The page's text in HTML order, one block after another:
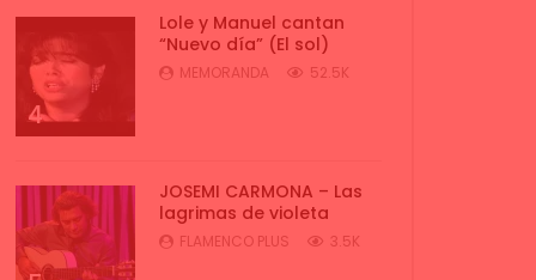
4
Lole y Manuel cantan
“Nuevo día” (El sol)
MEMORANDA 52.5K
JOSEMI CARMONA – Las
lagrimas de violeta
FLAMENCO PLUS 3.5K